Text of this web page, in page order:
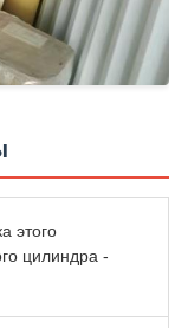
этого
цилиндра -